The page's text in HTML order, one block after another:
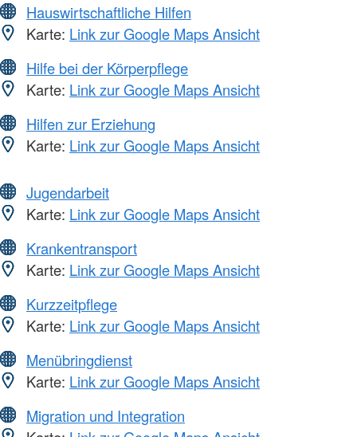
Hauswirtschaftliche Hilfen
Karte: Link zur Google Maps Ansicht
Hilfe bei der Körperpflege
Karte: Link zur Google Maps Ansicht
Hilfen zur Erziehung
Karte: Link zur Google Maps Ansicht
Jugendarbeit
Karte: Link zur Google Maps Ansicht
Krankentransport
Karte: Link zur Google Maps Ansicht
Kurzzeitpflege
Karte: Link zur Google Maps Ansicht
Menübringdienst
Karte: Link zur Google Maps Ansicht
Migration und Integration